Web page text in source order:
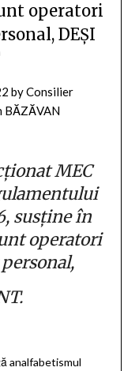
operatori
DEȘI
byConsilier
BĂZĂVAN
MEC
susține în
operatori
analfabetismul